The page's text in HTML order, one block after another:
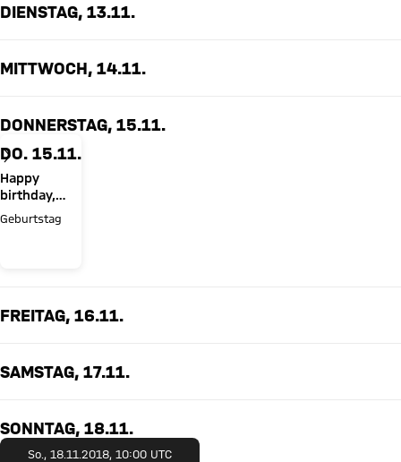
DIENSTAG, 13.11.
MITTWOCH, 14.11.
DONNERSTAG, 15.11.
DO. 15.11.
Happy
birthday,
Minjae Kim
Geburtstag
FREITAG, 16.11.
SAMSTAG, 17.11.
SONNTAG, 18.11.
So., 18.11.2018, 10:00 UTC